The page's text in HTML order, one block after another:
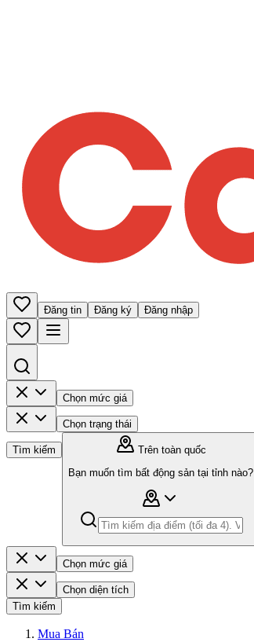
Đăng tin Đăng ký Đăng nhập
Chọn mức giá
Chọn trạng thái
Tìm kiếm
Trên toàn quốc
Bạn muốn tìm bất động sản tại tỉnh nào?
Chọn mức giá
Chọn diện tích
Tìm kiếm
Mua Bán